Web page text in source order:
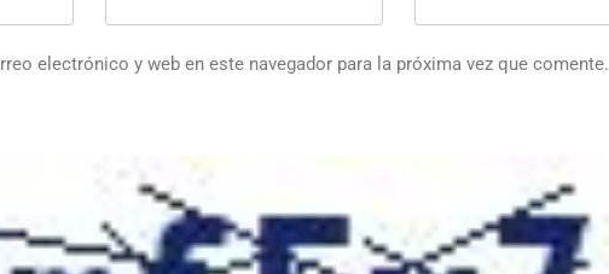
electrónico y web en este navegador para la próxima vez que comente.